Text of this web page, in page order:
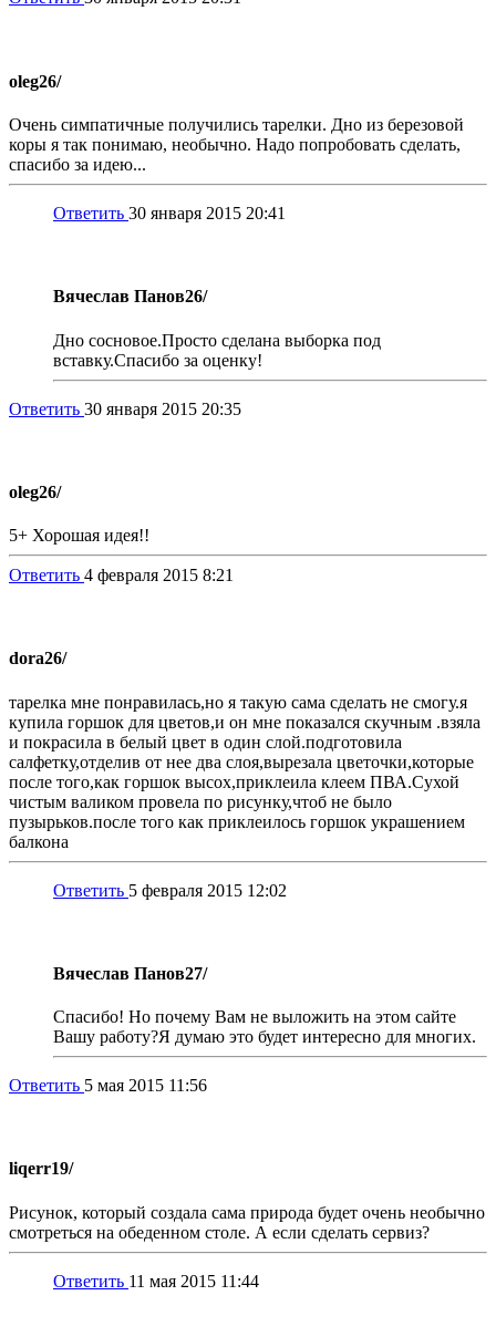
oleg26/
Очень симпатичные получились тарелки. Дно из березовой
коры я так понимаю, необычно. Надо попробовать сделать,
спасибо за идею...
Ответить 30 января 2015 20:41
Вячеслав Панов26/
Дно сосновое.Просто сделана выборка под
вставку.Спасибо за оценку!
Ответить 30 января 2015 20:35
oleg26/
5+ Хорошая идея!!
Ответить 4 февраля 2015 8:21
dora26/
тарелка мне понравилась,но я такую сама сделать не смогу.я
купила горшок для цветов,и он мне показался скучным .взяла
и покрасила в белый цвет в один слой.подготовила
салфетку,отделив от нее два слоя,вырезала цветочки,которые
после того,как горшок высох,приклеила клеем ПВА.Сухой
чистым валиком провела по рисунку,чтоб не было
пузырьков.после того как приклеилось горшок украшением
балкона
Ответить 5 февраля 2015 12:02
Вячеслав Панов27/
Спасибо! Но почему Вам не выложить на этом сайте
Вашу работу?Я думаю это будет интересно для многих.
Ответить 5 мая 2015 11:56
liqerr19/
Рисунок, который создала сама природа будет очень необычно
смотреться на обеденном столе. А если сделать сервиз?
Ответить 11 мая 2015 11:44